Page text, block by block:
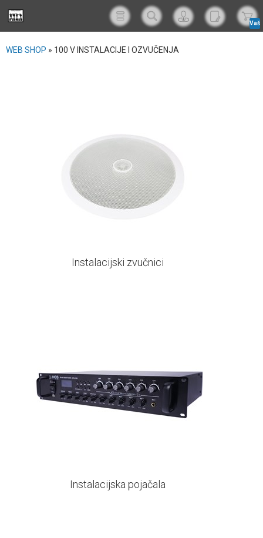
Vaša
WEB SHOP » 100 V INSTALACIJE I OZVUČENJA
Instalacijski zvučnici
Instalacijska pojačala